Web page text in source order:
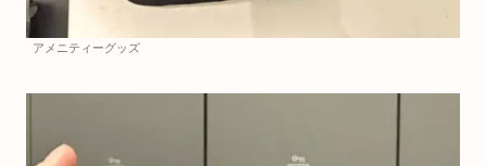
アメニティーグッズ